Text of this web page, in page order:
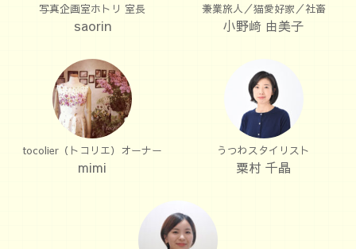
写真企画室ホトリ 室長
saorin
兼業旅人／猫愛好家／社畜
小野﨑 由美子
tocolier（トコリエ）オーナー
mimi
うつわスタイリスト
粟村 千晶